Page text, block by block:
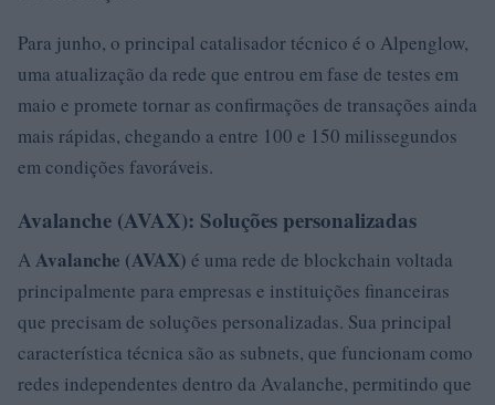
Para junho, o principal catalisador técnico é o Alpenglow,
uma atualização da rede que entrou em fase de testes em
maio e promete tornar as confirmações de transações ainda
mais rápidas, chegando a entre 100 e 150 milissegundos
em condições favoráveis.
Avalanche (AVAX): Soluções personalizadas
AAvalanche (AVAX) é uma rede de blockchain voltada
principalmente para empresas e instituições financeiras
que precisam de soluções personalizadas. Sua principal
característica técnica são as subnets, que funcionam como
redes independentes dentro da Avalanche, permitindo que